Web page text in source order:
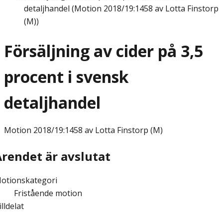
detaljhandel (Motion 2018/19:1458 av Lotta Finstorp
(M))
Försäljning av cider på 3,5
procent i svensk
detaljhandel
Motion 2018/19:1458 av Lotta Finstorp (M)
är avslutat
Fristående motion